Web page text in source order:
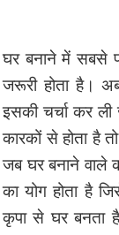
घर बनाने में सबसे
जरूरी होता है।
इसकी चर्चा कर
कारकों से होता है
जब घर बनाने वाले
का योग होता है
कृपा से घर बनता